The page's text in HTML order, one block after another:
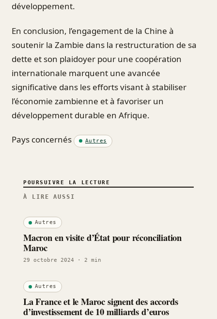
développement.
En conclusion, l’engagement de la Chine à
soutenir la Zambie dans la restructuration de sa
dette et son plaidoyer pour une coopération
internationale marquent une avancée
significative dans les efforts visant à stabiliser
l’économie zambienne et à favoriser un
développement durable en Afrique.
Pays concernés Autres
POURSUIVRE LA LECTURE
À LIRE AUSSI
Autres
Macron en visite d’État pour réconciliation
Maroc
29 octobre 2024 · 2 min
Autres
La France et le Maroc signent des accords
d’investissement de 10 milliards d’euros